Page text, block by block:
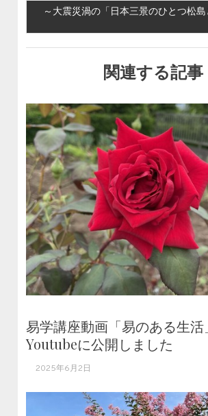
～大震災渦の「日本三景のひとつ松
関連する記事
易学講座動画「易のある生活
Youtubeに公開しました
2025年6月2日